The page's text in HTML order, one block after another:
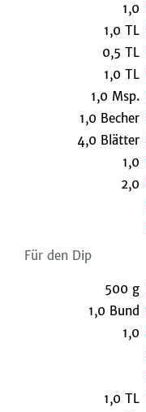
1,0
1,0 TL
0,5 TL
1,0 TL
1,0 Msp.
1,0 Becher
4,0 Blätter
1,0
2,0
Für den Dip
500 g
1,0 Bund
1,0
1,0 TL